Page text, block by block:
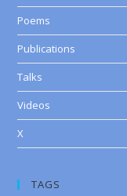
Poems
Publications
Talks
Videos
X
TAGS